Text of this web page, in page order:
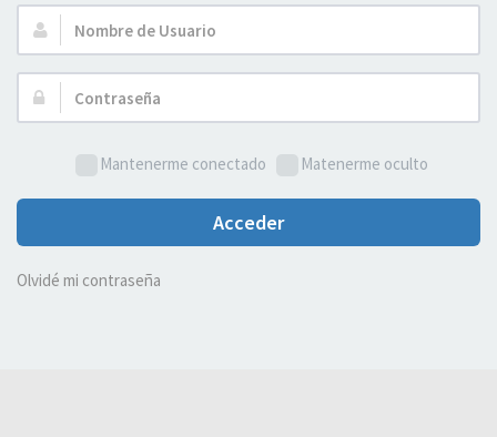
Nombre
de
Usuario:
Contraseña:
Mantenerme conectado Matenerme oculto
Acceder
Olvidé mi contraseña